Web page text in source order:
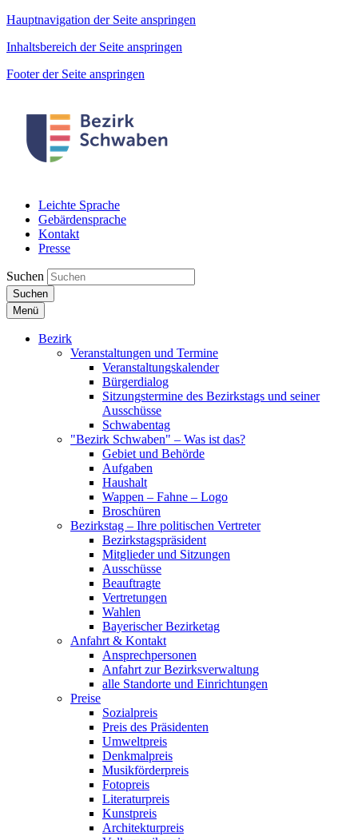
Hauptnavigation der Seite anspringen
Inhaltsbereich der Seite anspringen
Footer der Seite anspringen
Leichte Sprache
Gebärdensprache
Kontakt
Presse
Suchen
Suchen
Menü
Bezirk
Veranstaltungen und Termine
Veranstaltungskalender
Bürgerdialog
Sitzungstermine des Bezirkstags und seiner
Ausschüsse
Schwabentag
"Bezirk Schwaben" – Was ist das?
Gebiet und Behörde
Aufgaben
Haushalt
Wappen – Fahne – Logo
Broschüren
Bezirkstag – Ihre politischen Vertreter
Bezirkstagspräsident
Mitglieder und Sitzungen
Ausschüsse
Beauftragte
Vertretungen
Wahlen
Bayerischer Bezirketag
Anfahrt & Kontakt
Ansprechpersonen
Anfahrt zur Bezirksverwaltung
alle Standorte und Einrichtungen
Preise
Sozialpreis
Preis des Präsidenten
Umweltpreis
Denkmalpreis
Musikförderpreis
Fotopreis
Literaturpreis
Kunstpreis
Architekturpreis